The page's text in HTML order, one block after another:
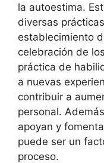
la autoestima.
diversas
establecimiento
celebración de
práctica de
a nuevas
contribuir a
personal.
apoyan y
puede ser un
proceso.